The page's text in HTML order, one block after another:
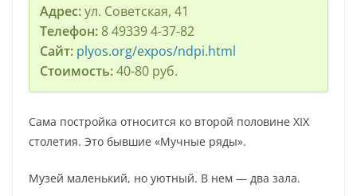
Адрес:ул. Советская, 41
Телефон:8 49339 4-37-82
Сайт: plyos.org/expos/ndpi.html
Стоимость:40-80 руб.
Сама постройка относится ко второй половине XIX
столетия. Это бывшие «Мучные ряды».
Музей маленький, но уютный. В нем — два зала.